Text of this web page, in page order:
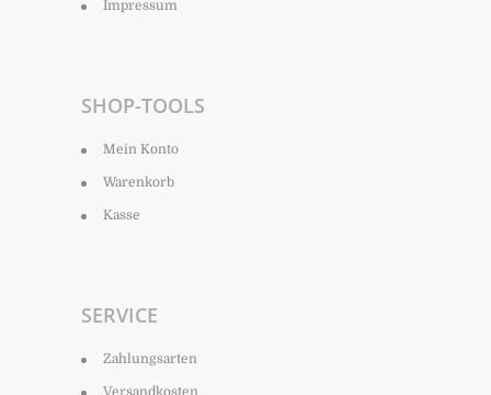
Impressum
SHOP-TOOLS
Mein Konto
Warenkorb
Kasse
SERVICE
Zahlungsarten
Versandkosten